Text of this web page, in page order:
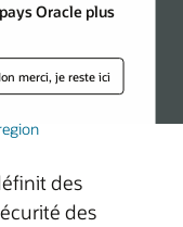
Oracle plus
merci, je reste ici
des
des